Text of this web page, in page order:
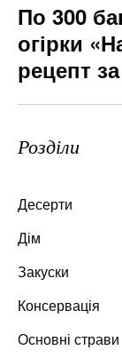
По 300
огірки
рецепт
Розділи
Десерти
Дім
Закуски
Консервація
Основні страви